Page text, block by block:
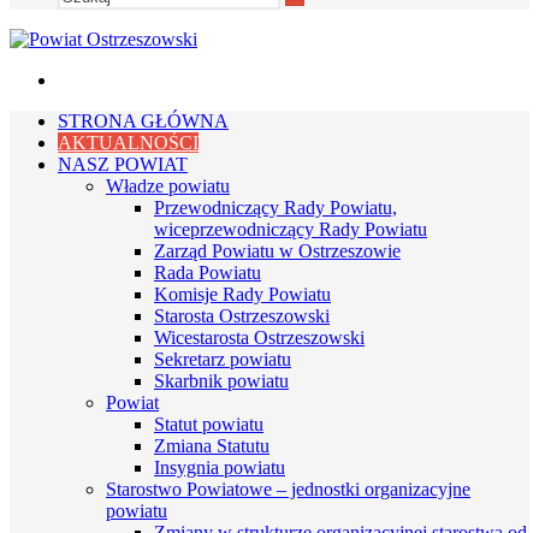
Szukaj
STRONA GŁÓWNA
AKTUALNOŚCI
NASZ POWIAT
Władze powiatu
Przewodniczący Rady Powiatu,
wiceprzewodniczący Rady Powiatu
Zarząd Powiatu w Ostrzeszowie
Rada Powiatu
Komisje Rady Powiatu
Starosta Ostrzeszowski
Wicestarosta Ostrzeszowski
Sekretarz powiatu
Skarbnik powiatu
Powiat
Statut powiatu
Zmiana Statutu
Insygnia powiatu
Starostwo Powiatowe – jednostki organizacyjne
powiatu